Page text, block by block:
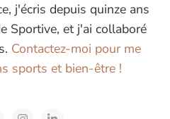
j'écris depuis quinze ans
Sportive, et j'ai collaboré
Contactez-moi pour me
sports et bien-être !